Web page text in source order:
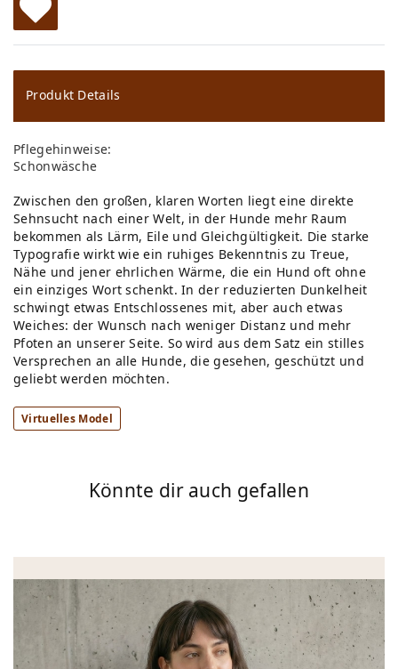
W
u
ns
ch
lis
te
Produkt Details
Pflegehinweise:
Schonwäsche
Zwischen den großen, klaren Worten liegt eine direkte
Sehnsucht nach einer Welt, in der Hunde mehr Raum
bekommen als Lärm, Eile und Gleichgültigkeit. Die starke
Typografie wirkt wie ein ruhiges Bekenntnis zu Treue,
Nähe und jener ehrlichen Wärme, die ein Hund oft ohne
ein einziges Wort schenkt. In der reduzierten Dunkelheit
schwingt etwas Entschlossenes mit, aber auch etwas
Weiches: der Wunsch nach weniger Distanz und mehr
Pfoten an unserer Seite. So wird aus dem Satz ein stilles
Versprechen an alle Hunde, die gesehen, geschützt und
geliebt werden möchten.
Virtuelles Model
Könnte dir auch gefallen